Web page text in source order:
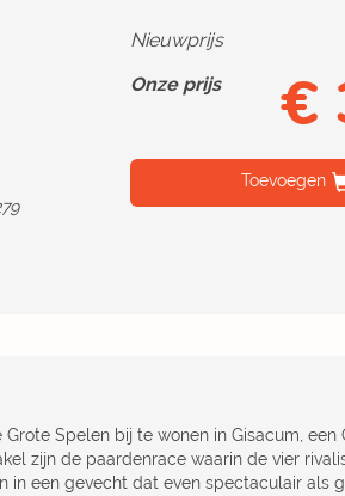
Nieuwprijs
Onze prijs
€
Toevoegen
Spelen bij te wonen in Gisacum, een
zijn de paardenrace waarin de vier
in een gevecht dat even spectaculair als